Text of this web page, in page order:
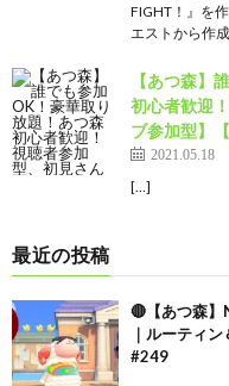
FIGHT！』を
エストから作
【あつ森】
初心者歓迎
ブ参加型】
2021.05.18
[…]
最近の投稿
🔴【あつ森
｜ルーティ
#249